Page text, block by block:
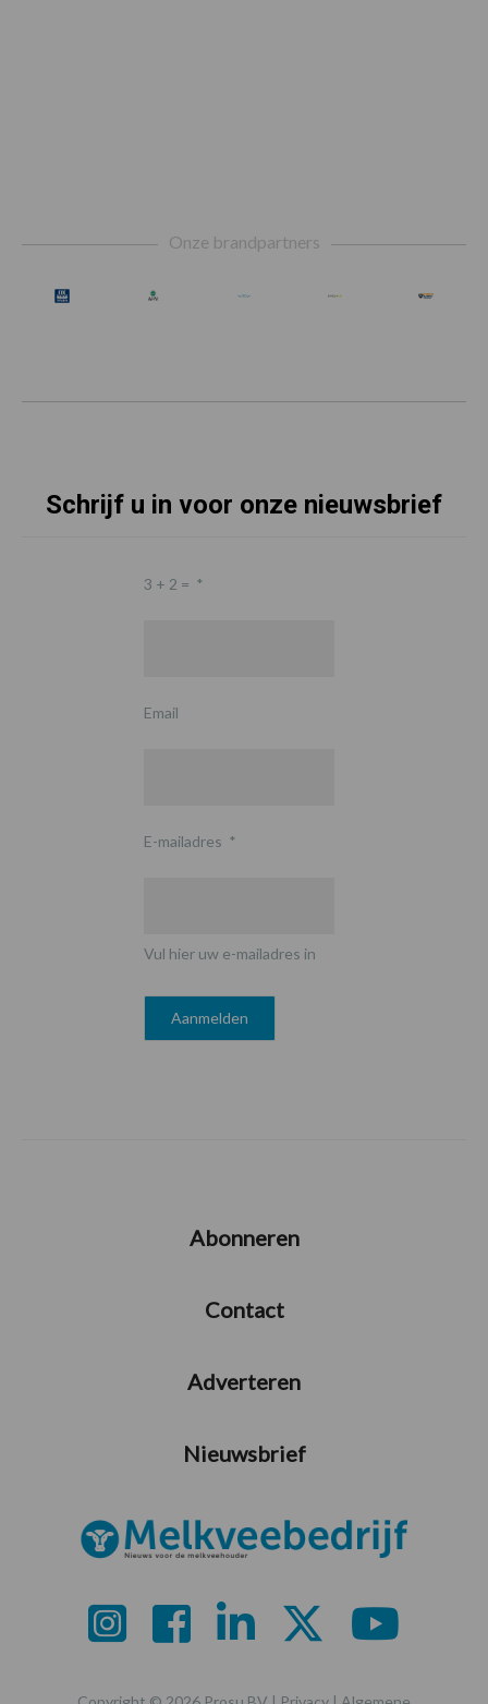
Onze brandpartners
Schrijf u in voor onze nieuwsbrief
3 + 2 = *
Email
E-mailadres *
Vul hier uw e-mailadres in
Abonneren
Contact
Adverteren
Nieuwsbrief